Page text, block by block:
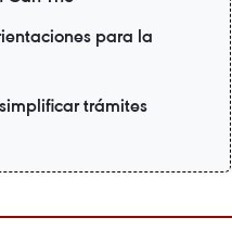
para la
trámites